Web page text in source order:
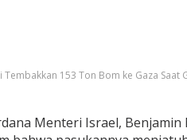
Tembakkan 153 Ton Bom ke Gaza Saat
Menteri Israel, Benjamin